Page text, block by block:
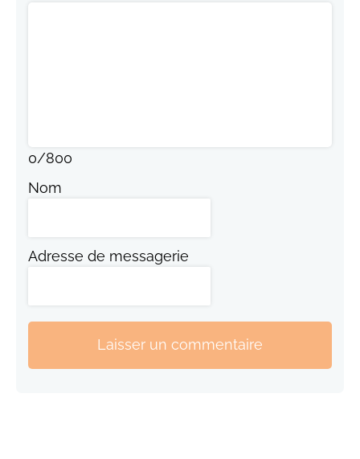
0/800
Nom
Adresse de messagerie
Laisser un commentaire